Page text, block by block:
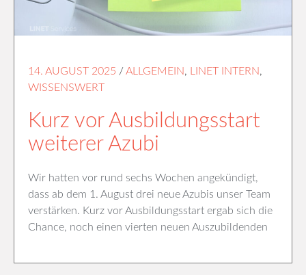
14. AUGUST 2025 /ALLGEMEIN, LINET INTERN,
WISSENSWERT
Kurz vor Ausbildungsstart
weiterer Azubi
Wir hatten vor rund sechs Wochen angekündigt,
dass ab dem 1. August drei neue Azubis unser Team
verstärken. Kurz vor Ausbildungsstart ergab sich die
Chance, noch einen vierten neuen Auszubildenden